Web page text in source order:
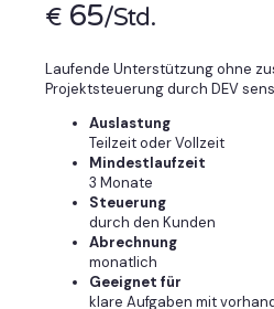
€ 65/Std.
Laufende Unterstützung ohne
Projektsteuerung durch DEV
Auslastung
Teilzeit oder Vollzeit
Mindestlaufzeit
3 Monate
Steuerung
durch den Kunden
Abrechnung
monatlich
Geeignet für
klare Aufgaben mit